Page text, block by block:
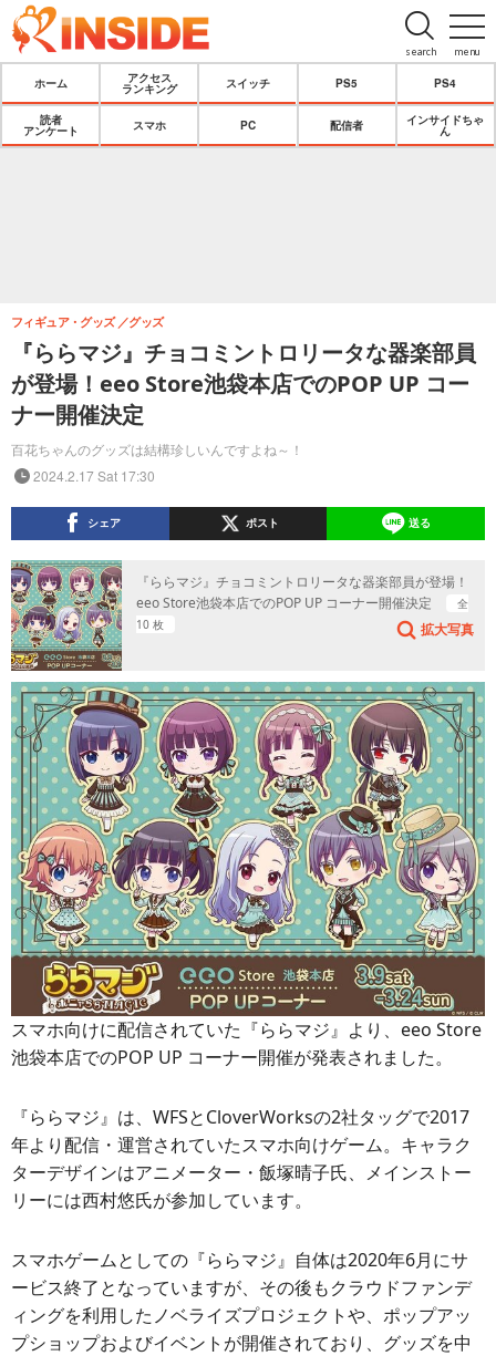
menu
search
ホーム
アクセス
ランキング
スイッチ PS5 PS4
読者
アンケート
スマホ PC 配信者
インサイドちゃ
ん
『ららマジ』チョコミントロリータな器楽部員
が登場！eeo Store池袋本店でのPOP UP コー
ナー開催決定
百花ちゃんのグッズは結構珍しいんですよね～！
フィギュア・グッズ グッズ
2024.2.17 Sat 17:30
シェア ポスト 送る
『ららマジ』チョコミントロリータな器楽部員が登場！
eeo Store池袋本店でのPOP UP コーナー開催決定
全
10 枚
拡大写真
スマホ向けに配信されていた『ららマジ』より、eeo Store
池袋本店でのPOP UP コーナー開催が発表されました。
『ららマジ』は、WFSとCloverWorksの2社タッグで2017
年より配信・運営されていたスマホ向けゲーム。キャラク
ターデザインはアニメーター・飯塚晴子氏、メインストー
リーには西村悠氏が参加しています。
スマホゲームとしての『ららマジ』自体は2020年6月にサ
ービス終了となっていますが、その後もクラウドファンデ
ィングを利用したノベライズプロジェクトや、ポップアッ
プショップおよびイベントが開催されており、グッズを中